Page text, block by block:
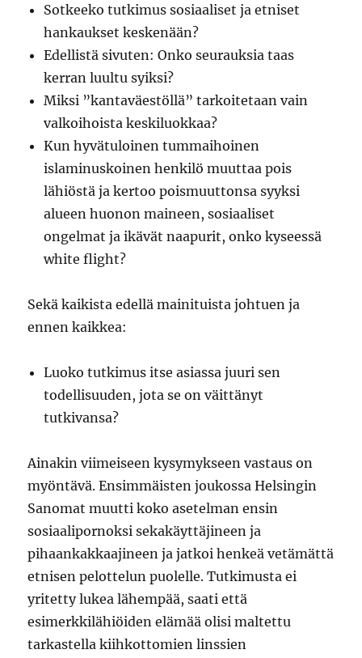
Sotkeeko tutkimus sosiaaliset ja etniset
hankaukset keskenään?
Edellistä sivuten: Onko seurauksia taas
kerran luultu syiksi?
Miksi ”kantaväestöllä” tarkoitetaan vain
valkoihoista keskiluokkaa?
Kun hyvätuloinen tummaihoinen
islaminuskoinen henkilö muuttaa pois
lähiöstä ja kertoo poismuuttonsa syyksi
alueen huonon maineen, sosiaaliset
ongelmat ja ikävät naapurit, onko kyseessä
white flight?
Sekä kaikista edellä mainituista johtuen ja
ennen kaikkea:
Luoko tutkimus itse asiassa juuri sen
todellisuuden, jota se on väittänyt
tutkivansa?
Ainakin viimeiseen kysymykseen vastaus on
myöntävä. Ensimmäisten joukossa Helsingin
Sanomat muutti koko asetelman ensin
sosiaalipornoksi sekakäyttäjineen ja
pihaankakkaajineen ja jatkoi henkeä vetämättä
etnisen pelottelun puolelle. Tutkimusta ei
yritetty lukea lähempää, saati että
esimerkkilähiöiden elämää olisi maltettu
tarkastella kiihkottomien linssien